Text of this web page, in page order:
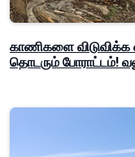
காணிகளை விடுவிக்க
தொடரும் போராட்டம்!